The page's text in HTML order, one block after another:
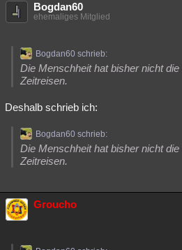
Bogdan60
ehemaliges Mitglied
Bogdan60 schrieb:
Die Menschheit hat bisher nicht
Zeitreisen.
Deshalb schrieb ich:
Bogdan60 schrieb:
Die Menschheit hat bisher nicht
Zeitreisen.
Groucho